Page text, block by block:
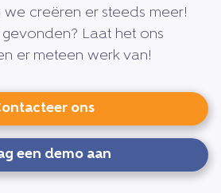
we creëren er steeds meer!
Laat het ons
er meteen werk van!
ons
een demo aan